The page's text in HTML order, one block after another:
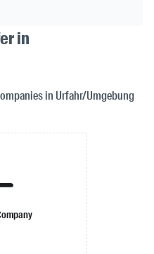
in
in Urfahr/Umgebung